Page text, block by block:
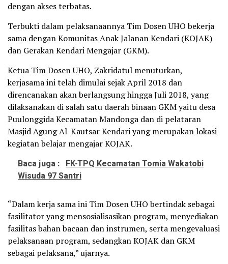
dengan akses terbatas.
Terbukti dalam pelaksanaannya Tim Dosen UHO bekerja
sama dengan Komunitas Anak Jalanan Kendari (KOJAK)
dan Gerakan Kendari Mengajar (GKM).
Ketua Tim Dosen UHO, Zakridatul menuturkan,
kerjasama ini telah dimulai sejak April 2018 dan
direncanakan akan berlangsung hingga Juli 2018, yang
dilaksanakan di salah satu daerah binaan GKM yaitu desa
Puulonggida Kecamatan Mandonga dan di pelataran
Masjid Agung Al-Kautsar Kendari yang merupakan lokasi
kegiatan belajar mengajar KOJAK.
Baca juga : FK-TPQ Kecamatan Tomia Wakatobi
Wisuda 97 Santri
“Dalam kerja sama ini Tim Dosen UHO bertindak sebagai
fasilitator yang mensosialisasikan program, menyediakan
fasilitas bahan bacaan dan instrumen, serta mengevaluasi
pelaksanaan program, sedangkan KOJAK dan GKM
sebagai pelaksana,” ujarnya.